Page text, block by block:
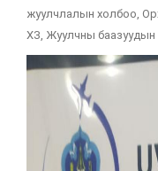
жуулчлалын холбоо,
ХЗ, Жуулчны